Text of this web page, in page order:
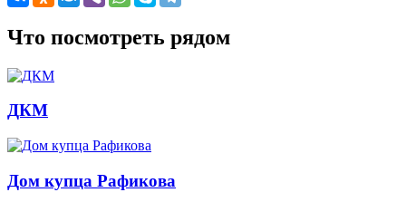
Что посмотреть рядом
ДКМ
Дом купца Рафикова